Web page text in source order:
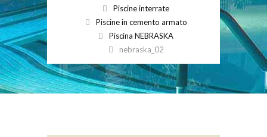
Piscine interrate
Piscine in cemento armato
Piscina NEBRASKA
nebraska_02